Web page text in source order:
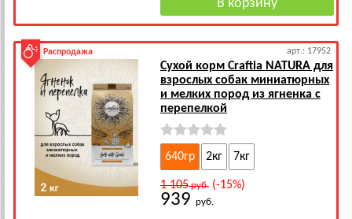
Распродажа арт.: 17952
Сухой корм Craftia NATURA для
взрослых собак миниатюрных
и мелких пород из ягненка с
перепелкой
640гр 2кг 7кг
1 105руб.(-15%)
939 руб.